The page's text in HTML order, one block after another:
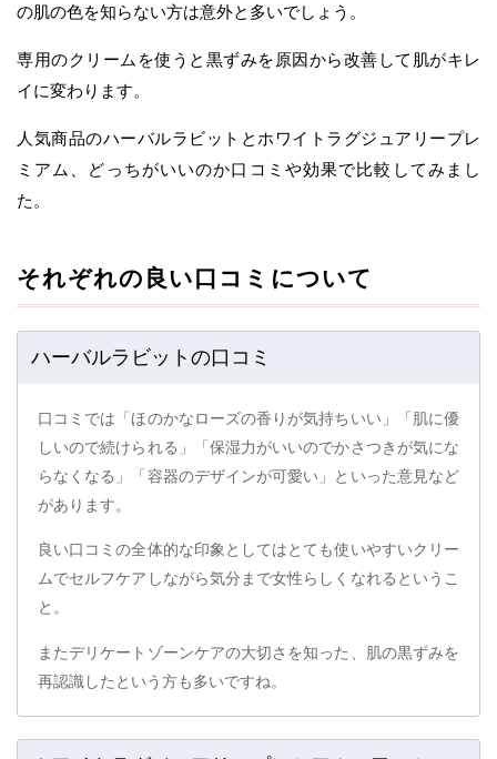
の肌の色を知らない方は意外と多いでしょう。
専用のクリームを使うと黒ずみを原因から改善して肌がキレ
イに変わります。
人気商品のハーバルラビットとホワイトラグジュアリープレ
ミアム、どっちがいいのか口コミや効果で比較してみまし
た。
それぞれの良い口コミについて
ハーバルラビットの口コミ
口コミでは「ほのかなローズの香りが気持ちいい」「肌に優
しいので続けられる」「保湿力がいいのでかさつきが気にな
らなくなる」「容器のデザインが可愛い」といった意見など
があります。
良い口コミの全体的な印象としてはとても使いやすいクリー
ムでセルフケアしながら気分まで女性らしくなれるというこ
と。
またデリケートゾーンケアの大切さを知った、肌の黒ずみを
再認識したという方も多いですね。